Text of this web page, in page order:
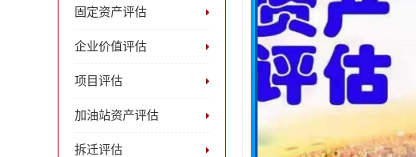
固定资产评估
企业价值评估
项目评估
加油站资产评估
拆迁评估